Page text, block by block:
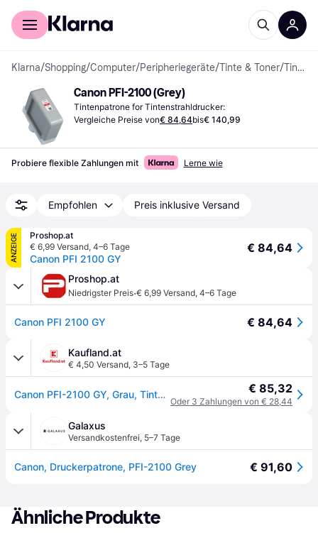
Für Shopper
Klarna/Shopping/Computer/Peripheriegeräte/Tinte & Toner/ Tintenpatronen
Canon PFI-2100 (Grey)
Tintenpatrone for Tintenstrahldrucker:
Vergleiche Preise von€ 84,64bis€ 140,99
Probiere flexible Zahlungen mit Lerne wie
Empfohlen Preis inklusive Versand
ANZEIGE
Proshop.at
€ 6,99 Versand, 4–6 Tage
Canon PFI 2100 GY
€ 84,64
Proshop.at
Niedrigster Preis·€ 6,99 Versand, 4–6 Tage
Canon PFI 2100 GY € 84,64
Kaufland.at
€ 4,50 Versand, 3–5 Tage
Canon PFI-2100 GY, Grau, Tinte auf Pigmentbasis, 160 ml, 1 Stück(e), Einzelpackung € 85,32
Oder 3 Zahlungen von € 28,44
Galaxus
Versandkostenfrei, 5–7 Tage
Canon, Druckerpatrone, PFI-2100 Grey € 91,60
Ähnliche Produkte